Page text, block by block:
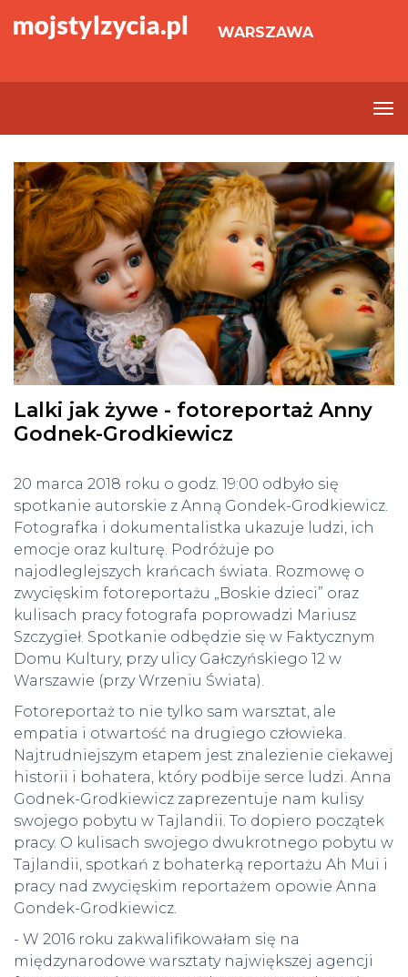
WARSZAWA
Lalki jak żywe - fotoreportaż Anny
Godnek-Grodkiewicz
20 marca 2018 roku o godz. 19:00 odbyło się
spotkanie autorskie z Anną Gondek-Grodkiewicz.
Fotografka i dokumentalistka ukazuje ludzi, ich
emocje oraz kulturę. Podróżuje po
najodleglejszych krańcach świata. Rozmowę o
zwycięskim fotoreportażu „Boskie dzieci” oraz
kulisach pracy fotografa poprowadzi Mariusz
Szczygieł. Spotkanie odbędzie się w Faktycznym
Domu Kultury, przy ulicy Gałczyńskiego 12 w
Warszawie (przy Wrzeniu Świata).
Fotoreportaż to nie tylko sam warsztat, ale
empatia i otwartość na drugiego człowieka.
Najtrudniejszym etapem jest znalezienie ciekawej
historii i bohatera, który podbije serce ludzi. Anna
Godnek-Grodkiewicz zaprezentuje nam kulisy
swojego pobytu w Tajlandii. To dopiero początek
pracy. O kulisach swojego dwukrotnego pobytu w
Tajlandii, spotkań z bohaterką reportażu Ah Mui i
pracy nad zwycięskim reportażem opowie Anna
Gondek-Grodkiewicz.
- W 2016 roku zakwalifikowałam się na
międzynarodowe warsztaty największej agencji